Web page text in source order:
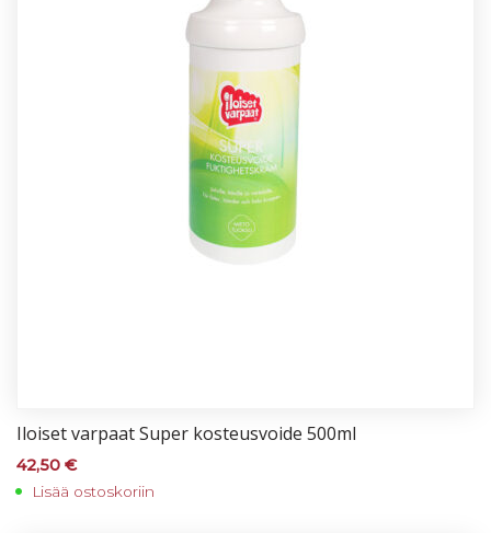
Iloi­set var­paat Su­per kos­teus­voi­de 500ml
42,50 €
Lisää ostoskoriin